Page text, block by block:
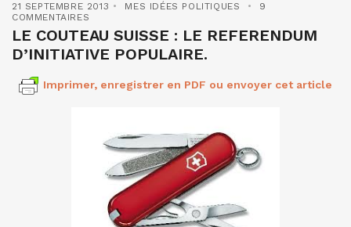
21 SEPTEMBRE 2013 MES IDÉES POLITIQUES
9
COMMENTAIRES
LE COUTEAU SUISSE : LE REFERENDUM
D’INITIATIVE POPULAIRE.
Imprimer, enregistrer en PDF ou envoyer cet article